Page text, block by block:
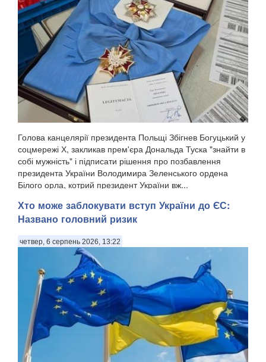
Голова канцелярії президента Польщі Збігнев Богуцький у
соцмережі Х, закликав прем'єра Дональда Туска "знайти в
собі мужність" і підписати рішення про позбавлення
президента України Володимира Зеленського ордена
Білого орла, котрий президент України вж...
Хто може заблокувати вступ України до ЄС:
Названо головний ризик
четвер, 6 серпень 2026, 13:22